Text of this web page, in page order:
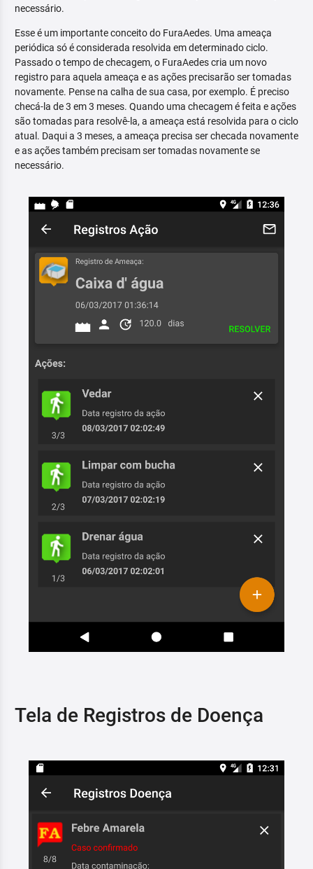
necessário.
Esse é um importante conceito do FuraAedes. Uma ameaça
periódica só é considerada resolvida em determinado ciclo.
Passado o tempo de checagem, o FuraAedes cria um novo
registro para aquela ameaça e as ações precisarão ser tomadas
novamente. Pense na calha de sua casa, por exemplo. É preciso
checá-la de 3 em 3 meses. Quando uma checagem é feita e ações
são tomadas para resolvê-la, a ameaça está resolvida para o ciclo
atual. Daqui a 3 meses, a ameaça precisa ser checada novamente
e as ações também precisam ser tomadas novamente se
necessário.
Tela de Registros de Doença